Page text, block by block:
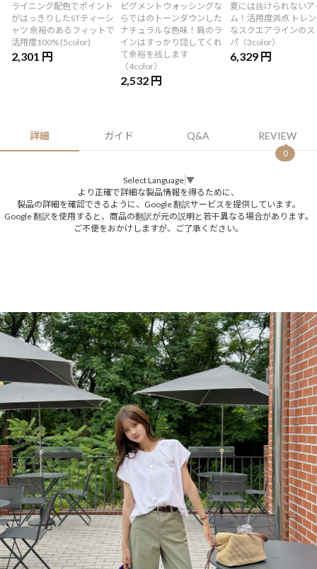
ライニング配色でポイント
がはっきりしたSTティーシ
ャツ 余裕のあるフィットで
活用度100% (5color)
2,301 円
ピグメントウォッシングな
らではのトーンダウンした
ナチュラルな色味！肩のラ
インはすっかり隠してくれ
て余裕を残します
（4color）
2,532 円
夏には抜けられないア
ム！活用度満点 トレ
なスクエアラインのス
パ（3color）
6,329 円
詳細 ガイド Q&A REVIEW
0
Select Language ▼
より正確で詳細な製品情報を得るために、
製品の詳細を確認できるように、Google 翻訳サービスを提供しています。
Google 翻訳を使用すると、商品の翻訳が元の説明と若干異なる場合があります。
ご不便をおかけしますが、ご了承ください。